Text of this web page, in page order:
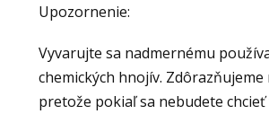
Upozornenie:
Vyvarujte sa nadmernému
chemických hnojív. Zdôrazňujeme
pretože pokiaľ sa nebudete chcieť